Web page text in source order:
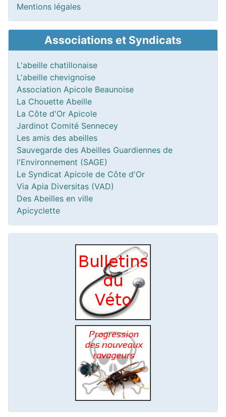
Mentions légales
Associations et Syndicats
L'abeille chatillonaise
L'abeille chevignoise
Association Apicole Beaunoise
La Chouette Abeille
La Côte d'Or Apicole
Jardinot Comité Sennecey
Les amis des abeilles
Sauvegarde des Abeilles Guardiennes de
l'Environnement (SAGE)
Le Syndicat Apicole de Côte d'Or
Via Apia Diversitas (VAD)
Des Abeilles en ville
Apicyclette